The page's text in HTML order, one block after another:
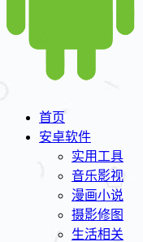
首页
安卓软件
实用工具
音乐影视
漫画小说
摄影修图
生活相关